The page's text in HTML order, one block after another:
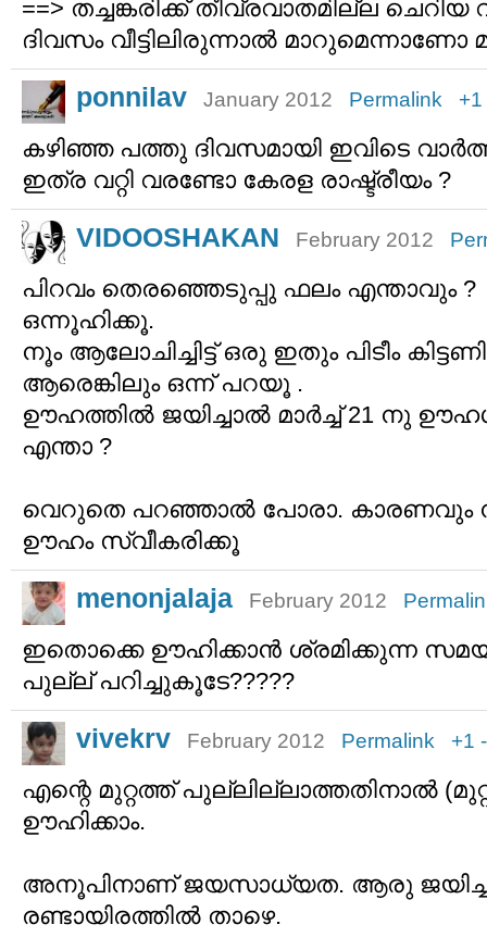
==> തച്ചങ്കരിക്ക് തീവ്രവാതമില്ല
ദിവസം വീട്ടിലിരുന്നാല്‍ മാറുമെന്നാണോ
ponnilav January 2012 Permalink +1
കഴിഞ്ഞ പത്തു ദിവസമായി ഇവിടെ
ഇത്ര വറ്റി വരണ്ടോ കേരള രാഷ്ട്രീയം ?
VIDOOSHAKAN February 2012
പിറവം തെരഞ്ഞെടുപ്പു ഫലം എന്താവും ?
ഒന്നൂഹിക്കൂ.
നൂം ആലോചിച്ചിട്ട് ഒരു ഇതും പിടീം
ആരെങ്കിലും ഒന്ന് പറയൂ .
ഊഹത്തില്‍ ജയിച്ചാല്‍ മാര്‍ച്ച് 21 നു
എന്താ ?
വെറുതെ പറഞ്ഞാല്‍ പോരാ. കാരണവും
ഊഹം സ്വീകരിക്കൂ
menonjalaja February 2012
ഇതൊക്കെ ഊഹിക്കാന്‍ ശ്രമിക്കുന്ന
പുല്ല് പറിച്ചുകൂടേ?????
vivekrv February 2012 Permalink +1
എന്റെ മുറ്റത്ത് പുല്ലില്ലാത്തതിനാല്‍
ഊഹിക്കാം.
അനൂപിനാണ് ജയസാധ്യത. ആരു
രണ്ടായിരത്തില്‍ താഴെ.